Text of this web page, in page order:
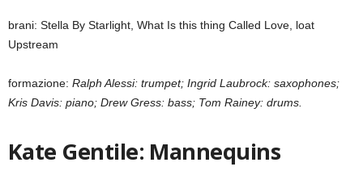
brani: Stella By Starlight, What Is this thing Called Love, loat
Upstream
formazione: Ralph Alessi: trumpet; Ingrid Laubrock: saxophones;
Kris Davis: piano; Drew Gress: bass; Tom Rainey: drums.
Kate Gentile: Mannequins